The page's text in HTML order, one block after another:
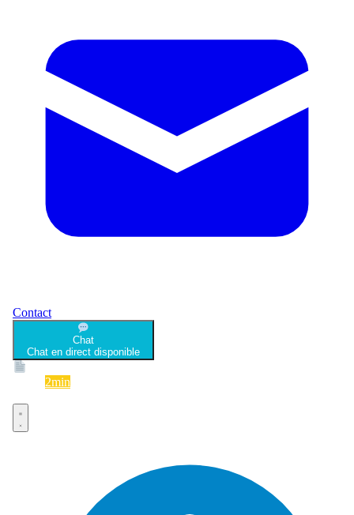
Contact
Chat
Chat en direct disponible
2min